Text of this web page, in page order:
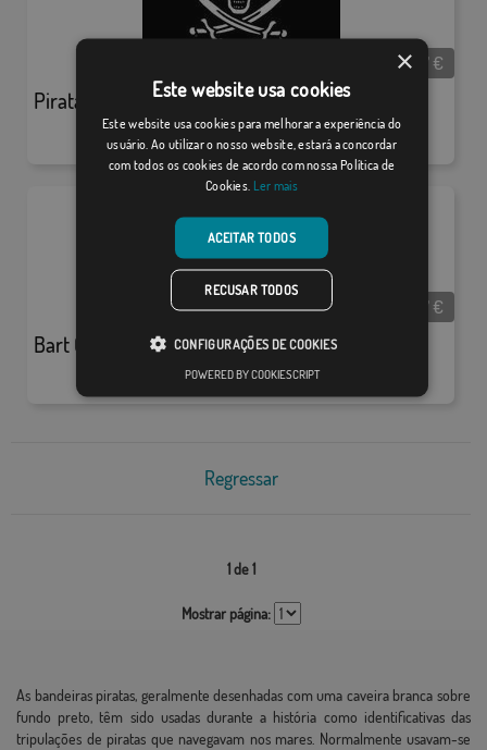
Pirata Personalizada Rackham
18,37€
Bart Camp
18,37€
Regressar
1 de 1
Mostrar página:
As bandeiras piratas, geralmente desenhadas com uma caveira branca sobre
fundo preto, têm sido usadas durante a história como identificativas das
tripulações de piratas que navegavam nos mares. Normalmente usavam-se
×
Este website usa cookies
Este website usa cookies para melhorar a experiência do
usuário. Ao utilizar o nosso website, estará a concordar
com todos os cookies de acordo com nossa Política de
Cookies. Ler mais
ACEITAR TODOS
RECUSAR TODOS
CONFIGURAÇÕES DE COOKIES
POWERED BY COOKIESCRIPT